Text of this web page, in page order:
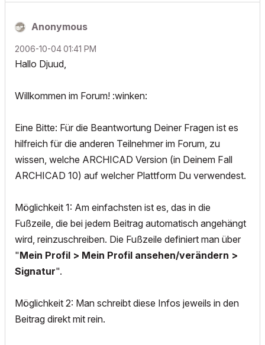
Anonymous
‎2006-10-0401:41 PM
Hallo Djuud,
Willkommen im Forum! :winken:
Eine Bitte: Für die Beantwortung Deiner Fragen ist es
hilfreich für die anderen Teilnehmer im Forum, zu
wissen, welche ARCHICAD Version (in Deinem Fall
ARCHICAD 10) auf welcher Plattform Du verwendest.
Möglichkeit 1: Am einfachsten ist es, das in die
Fußzeile, die bei jedem Beitrag automatisch angehängt
wird, reinzuschreiben. Die Fußzeile definiert man über
"Mein Profil > Mein Profil ansehen/verändern >
Signatur".
Möglichkeit 2: Man schreibt diese Infos jeweils in den
Beitrag direkt mit rein.